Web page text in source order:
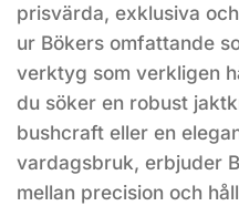
prisvärda, exklusiva
ur Bökers omfattande
verktyg som verkligen
du söker en robust
bushcraft eller en
vardagsbruk, erbjuder
mellan precision och